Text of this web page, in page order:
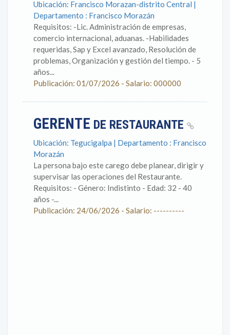
Ubicación: Francisco Morazan-distrito Central |
Departamento : Francisco Morazán
Requisitos: -Lic. Administración de empresas,
comercio internacional, aduanas. -Habilidades
requeridas, Sap y Excel avanzado, Resolución de
problemas, Organización y gestión del tiempo. - 5
años...
Publicación: 01/07/2026 - Salario: 000000
GERENTE DE RESTAURANTE
Ubicación: Tegucigalpa | Departamento : Francisco
Morazán
La persona bajo este carego debe planear, dirigir y
supervisar las operaciones del Restaurante.
Requisitos: - Género: Indistinto - Edad: 32 - 40
años -...
Publicación: 24/06/2026 - Salario: ----------